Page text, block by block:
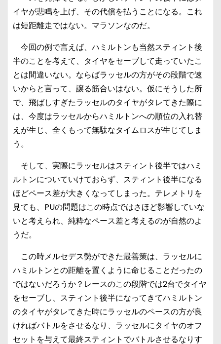
イヤが悲鳴を上げ、その代償を払うことになる。これ
は短距離走ではない。マラソンなのだ。
今回の例で言えば、ハミルトンも当然スティント後
半のことを考えて、タイヤをセーブして走っていたこ
とは間違いない。ならばラッセルの方がその段階で速
いからと言って、譲る筋合いはない。仮にそうした所
で、飛ばしすぎたラッセルのタイヤがタレてきた際に
は、今度はラッセルからハミルトンへの順位の入れ替
えが生じ、全くもって無駄なタイムロスが生じてしま
う。
そして、実際にラッセルはスティント後半ではハミ
ルトンについていけておらず、スティント後半になる
ほどペース差が大きくなってしまった。テレメトリを
見ても、PUの問題はこの時点ではさほど影響していな
いと考えられ、純粋なペース差と考えるのが自然のよ
うだ。
この時メルセデス勢ができた最善策は、ラッセルに
ハミルトンとの距離を置くように命じることだったの
ではないだろうか？レースのこの段階では2台でタイヤ
をセーブし、スティント後半になってきてハミルトン
のタイヤがタレてきた時にラッセルのペースの方が良
ければバトルをさせるなり、ラッセルにタイヤのオフ
セットを与えて最終スティントでバトルさせるなりす